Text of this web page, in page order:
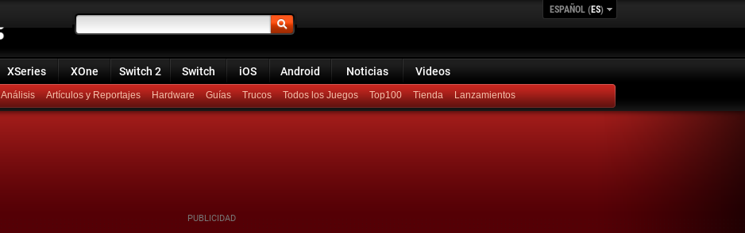
ESPAÑOL (ES)
XSeries XOne Switch 2 Switch iOS Android Noticias Videos
Análisis Artículos y Reportajes Hardware Guías Trucos Todos los Juegos Top100 Lanzamientos